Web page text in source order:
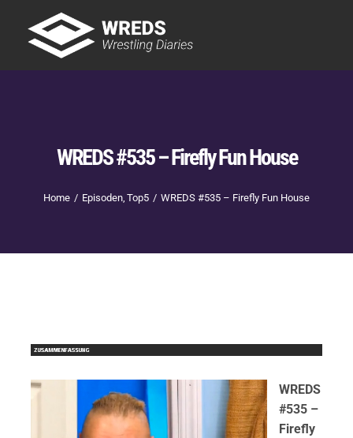
content
WREDS #535 – Firefly Fun House
Home Episoden Top5 WREDS #535 – Firefly Fun House
WREDS
#535 –
Firefly